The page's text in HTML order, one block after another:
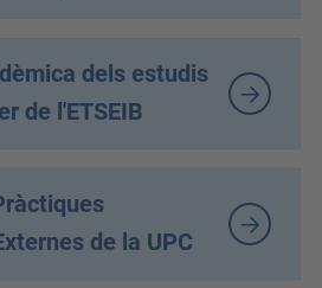
dels estudis
de l'ETSEIB
de la UPC